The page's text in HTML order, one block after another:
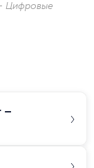
Цифровые
–